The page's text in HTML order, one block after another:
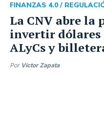
La CNV abre la
invertir dólares
ALyCs y
FINANZAS 4.0 /
Por Víctor Zapata